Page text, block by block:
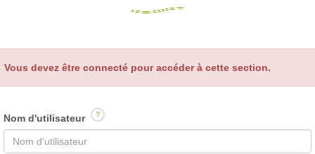
Vous devez être connecté pour accéder à cette section.
Nom d'utilisateur ?